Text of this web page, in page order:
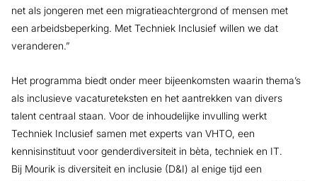
net als jongeren met een migratieachtergrond of mensen met
een arbeidsbeperking. Met Techniek Inclusief willen we dat
veranderen.”
Het programma biedt onder meer bijeenkomsten waarin thema’s
als inclusieve vacatureteksten en het aantrekken van divers
talent centraal staan. Voor de inhoudelijke invulling werkt
Techniek Inclusief samen met experts van VHTO, een
kennisinstituut voor genderdiversiteit in bèta, techniek en IT.
Bij Mourik is diversiteit en inclusie (D&I) al enige tijd een